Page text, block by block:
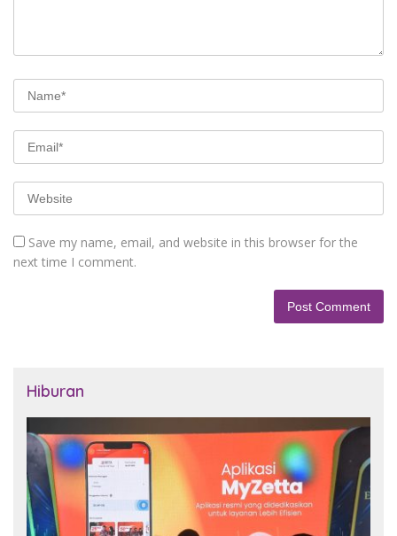
Save my name, email, and website in this browser for the
next time I comment.
Hiburan